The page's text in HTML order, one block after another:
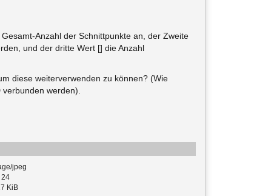
Anzahl der Schnittpunkte an, der Zweite
und der dritte Wert [] die Anzahl
diese weiterverwenden zu können? (Wie
werden).
jpeg
24
KiB